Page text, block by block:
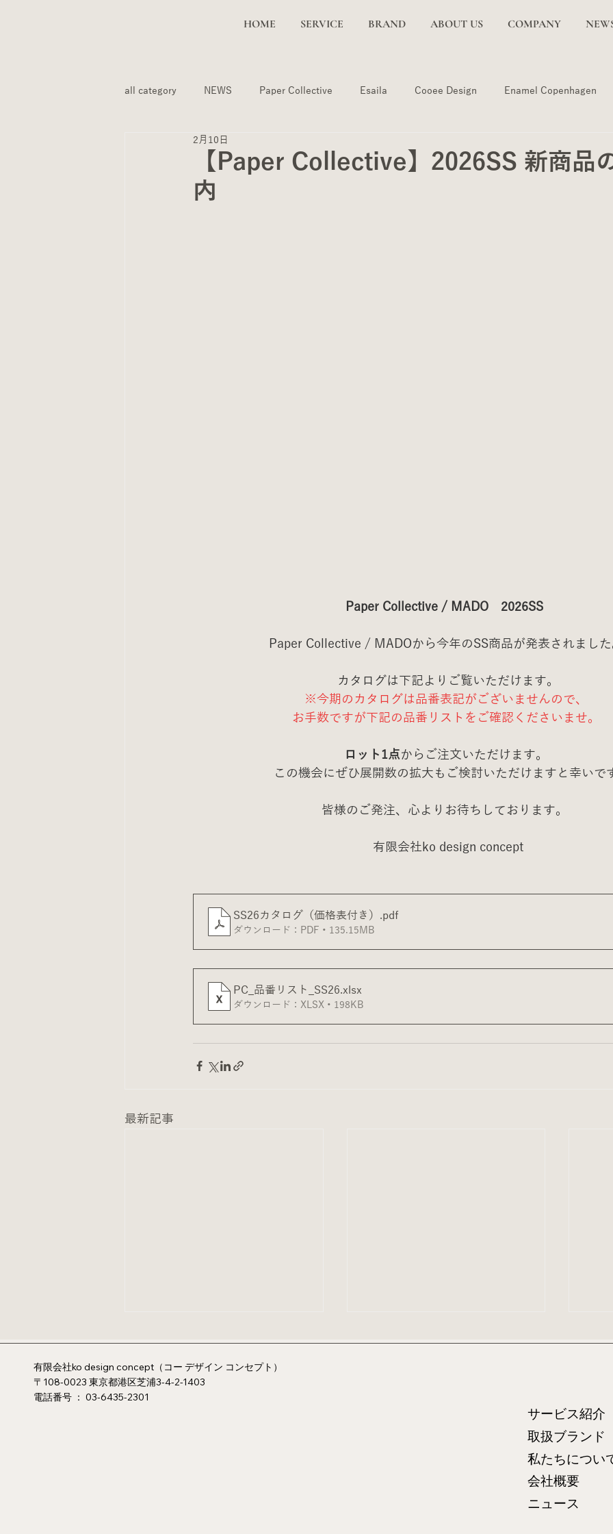
HOME SERVICE BRAND ABOUT US COMPANY
all category NEWS Paper Collective Esaila Cooee Design Enamel Copenhagen
【Paper Collective】2026SS 新商品
2月10日
Paper Collective / MADO　2026SS
Paper Collective / MADOから今年のSS商品が発表されまし
カタログは下記よりご覧いただけます。
※今期のカタログは品番表記がございませんので、
お手数ですが下記の品番リストをご確認くださいませ。
ロット1点からご注文いただけます。
この機会にぜひ展開数の拡大もご検討いただけますと幸いで
皆様のご発注、心よりお待ちしております。
有限会社ko design concept
SS26カタログ（価格表付き） .pdf
ダウンロード：PDF • 135.15MB
PC_品番リスト_SS26.xlsx
ダウンロード：XLSX • 198KB
最新記事
フ
有限会社ko design concept（コー デザイン コンセプト）
〒108-0023 東京都港区芝浦3-4-2-1403
電話番号 ：03-6435-2301
サービス紹
取扱ブランド
私たちについ
会社概要
ニュース